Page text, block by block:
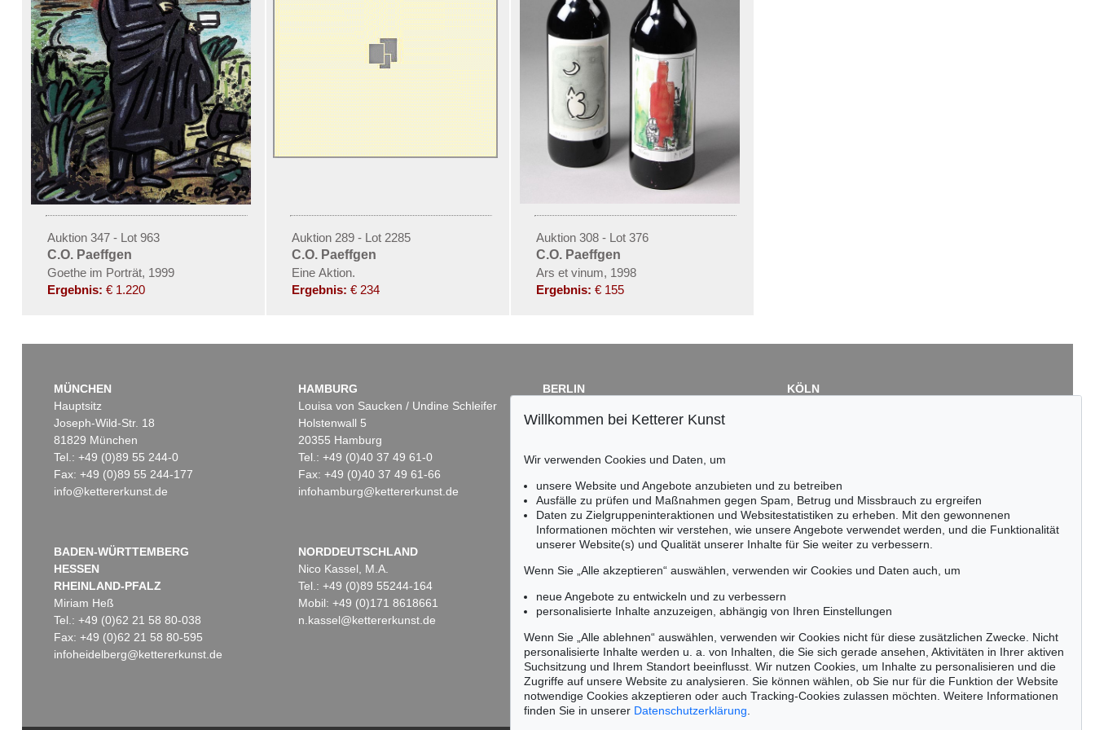
Auktion 347 - Lot 963
C.O. Paeffgen
Goethe im Porträt, 1999
Ergebnis: € 1.220
Auktion 289 - Lot 2285
C.O. Paeffgen
Eine Aktion.
Ergebnis: € 234
Auktion 308 - Lot 376
C.O. Paeffgen
Ars et vinum, 1998
Ergebnis: € 155
MÜNCHEN
Hauptsitz
Joseph-Wild-Str. 18
81829 München
Tel.: +49 (0)89 55 244-0
Fax: +49 (0)89 55 244-177
info@kettererkunst.de
HAMBURG
Louisa von Saucken / Undine Schleifer
Holstenwall 5
20355 Hamburg
Tel.: +49 (0)40 37 49 61-0
Fax: +49 (0)40 37 49 61-66
infohamburg@kettererkunst.de
BERLIN
Fasanenstr. 70
Tel.: +49 (0)30 88 67 53-63
infoberlin@kettererkunst.de
KÖLN
BADEN-WÜRTTEMBERG
HESSEN
RHEINLAND-PFALZ
Miriam Heß
Tel.: +49 (0)62 21 58 80-038
Fax: +49 (0)62 21 58 80-595
infoheidelberg@kettererkunst.de
NORDDEUTSCHLAND
Nico Kassel, M.A.
Tel.: +49 (0)89 55244-164
Mobil: +49 (0)171 8618661
n.kassel@kettererkunst.de
Keine Auktion mehr verpassen!
Wir informieren Sie rechtzeitig.
Jetzt zum Newsletter anmelden >
Willkommen bei Ketterer Kunst
Wir verwenden Cookies und Daten, um
unsere Website und Angebote anzubieten und zu betreiben
Ausfälle zu prüfen und Maßnahmen gegen Spam, Betrug und Missbrauch zu ergreifen
Daten zu Zielgruppeninteraktionen und Websitestatistiken zu erheben. Mit den gewonnenen
Informationen möchten wir verstehen, wie unsere Angebote verwendet werden, und die Funktionalität
unserer Website(s) und Qualität unserer Inhalte für Sie weiter zu verbessern.
Wenn Sie „Alle akzeptieren“ auswählen, verwenden wir Cookies und Daten auch, um
neue Angebote zu entwickeln und zu verbessern
personalisierte Inhalte anzuzeigen, abhängig von Ihren Einstellungen
Wenn Sie „Alle ablehnen“ auswählen, verwenden wir Cookies nicht für diese zusätzlichen Zwecke. Nicht
personalisierte Inhalte werden u. a. von Inhalten, die Sie sich gerade ansehen, Aktivitäten in Ihrer aktiven
Suchsitzung und Ihrem Standort beeinflusst. Wir nutzen Cookies, um Inhalte zu personalisieren und die
Zugriffe auf unsere Website zu analysieren. Sie können wählen, ob Sie nur für die Funktion der Website
notwendige Cookies akzeptieren oder auch Tracking-Cookies zulassen möchten. Weitere Informationen
finden Sie in unserer Datenschutzerklärung